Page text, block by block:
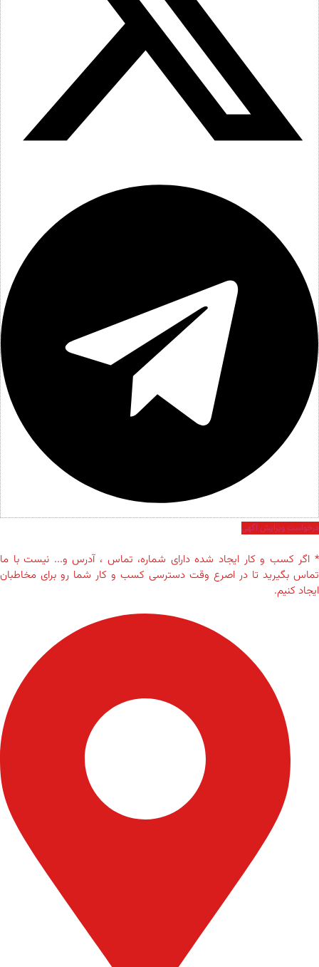
درخواست ویرایش آگهی
* اگر کسب و کار ایجاد شده دارای شماره، تماس ، آدرس و... نیست با ما
تماس بگیرید تا در اصرع وقت دسترسی کسب و کار شما رو برای مخاطبان
ایجاد کنیم.